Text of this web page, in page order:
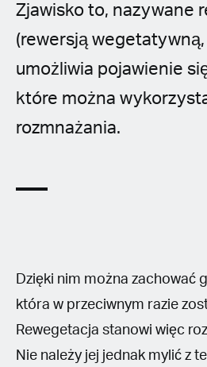
Zjawisko to, nazywane
(rewersją wegetatywną,
umożliwia pojawienie
które można
rozmnażania.
Dzięki nim można zachować
która w przeciwnym razie
Rewegetacja stanowi więc
Nie należy jej jednak mylić z